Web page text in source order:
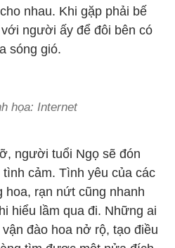
nhau. Khi gặp phải bế
người ấy để đôi bên có
sóng gió.
họa: Internet
người tuổi Ngọ sẽ đón
cảm. Tình yêu của các
hoa, rạn nứt cũng nhanh
hiểu lầm qua đi. Những ai
đào hoa nở rộ, tạo điều